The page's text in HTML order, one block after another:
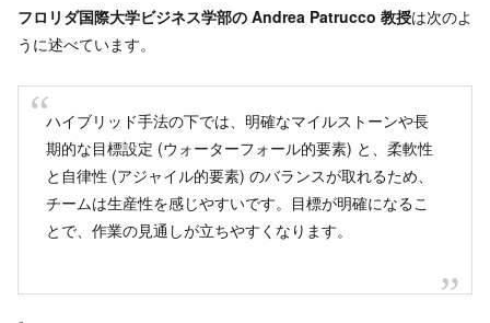
フロリダ国際大学ビジネス学部の Andrea Patrucco 教授は次のよ
うに述べています。
ハイブリッド手法の下では、明確なマイルストーンや長
期的な目標設定 (ウォーターフォール的要素) と、柔軟性
と自律性 (アジャイル的要素) のバランスが取れるため、
チームは生産性を感じやすいです。目標が明確になるこ
とで、作業の見通しが立ちやすくなります。